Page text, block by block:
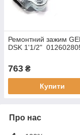
Ремонтний зажим
DSK 1'1/2"
763 ₴
Купити
Про нас